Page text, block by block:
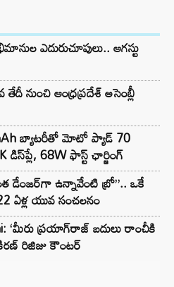
ఎదురుచూపులు.. ఆగస్టు
నుంచి ఆంధ్రప్రదేశ్ అసెంబ్లీ
బ్యాటరీతో మోటో ప్యాడ్ 70
68W ఫాస్ట్ ఛార్జింగ్
డేంజర్‌గా ఉన్నావేంటి బ్రో”.. ఒకే
ఏళ్ల యువ సంచలనం
‘మీరు ప్రయాగ్‌రాజ్ బదులు రాంచీకి
రిజిజు కౌంటర్